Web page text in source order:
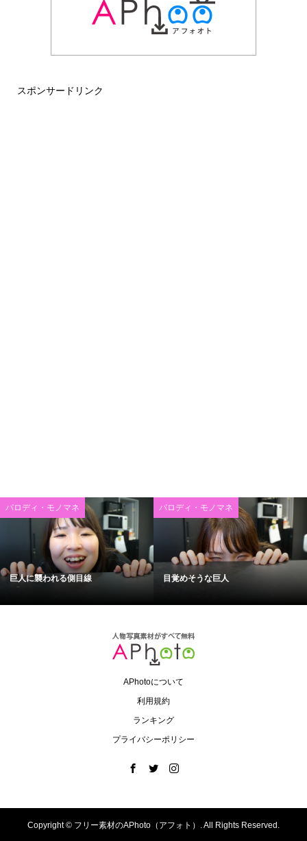
スポンサードリンク
パロディ・モノマネ
巨人に襲われる側目線
パロディ・モノマネ
目覚めそうな巨人
APhotoについて
利用規約
ランキング
プライバシーポリシー
Copyright © フリー素材のAPhoto（アフォト）. All Rights Reserved.